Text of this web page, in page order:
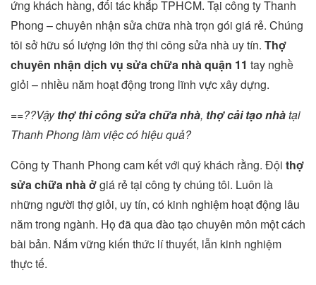
ứng khách hàng, đối tác khắp TPHCM. Tại công ty Thanh
Phong – chuyên nhận sửa chữa nhà trọn gói giá rẻ. Chúng
tôi sở hữu số lượng lớn thợ thi công sửa nhà uy tín. Thợ
chuyên nhận dịch vụ sửa chữa nhà quận 11 tay nghề
giỏi – nhiều năm hoạt động trong lĩnh vực xây dựng.
==??Vậythợ thi công sửa chữa nhà, thợ cải tạo nhàtại
Thanh Phong làm việc có hiệu quả?
Công ty Thanh Phong cam kết với quý khách rằng. Đội thợ
sửa chữa nhà ởgiá rẻ tại công ty chúng tôi. Luôn là
những người thợ giỏi, uy tín, có kinh nghiệm hoạt động lâu
năm trong ngành. Họ đã qua đào tạo chuyên môn một cách
bài bản. Nắm vững kiến thức lí thuyết, lẫn kinh nghiệm
thực tế.